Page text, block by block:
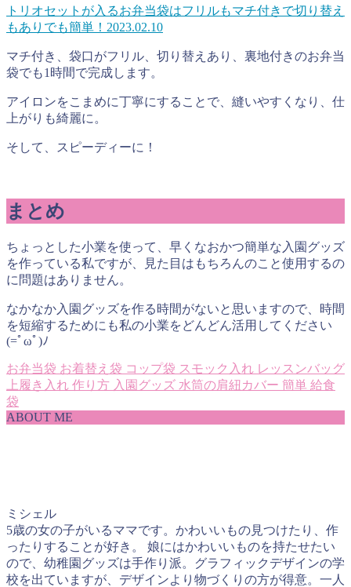
トリオセットが入るお弁当袋はフリルもマチ付きで切り替え
もありでも簡単！ 2023.02.10
マチ付き、袋口がフリル、切り替えあり、裏地付きのお弁当
袋でも1時間で完成します。
アイロンをこまめに丁寧にすることで、縫いやすくなり、仕
上がりも綺麗に。
そして、スピーディーに！
まとめ
ちょっとした小業を使って、早くなおかつ簡単な入園グッズ
を作っている私ですが、見た目はもちろんのこと使用するの
に問題はありません。
なかなか入園グッズを作る時間がないと思いますので、時間
を短縮するためにも私の小業をどんどん活用してください
(=ﾟωﾟ)ﾉ
お弁当袋 お着替え袋 コップ袋 スモック入れ レッスンバッグ
上履き入れ 作り方 入園グッズ 水筒の肩紐カバー 簡単 給食
袋
ABOUT ME
ミシェル
5歳の女の子がいるママです。かわいいもの見つけたり、作
ったりすることが好き。 娘にはかわいいものを持たせたい
ので、幼稚園グッズは手作り派。グラフィックデザインの学
校を出ていますが、デザインより物づくりの方が得意。一人